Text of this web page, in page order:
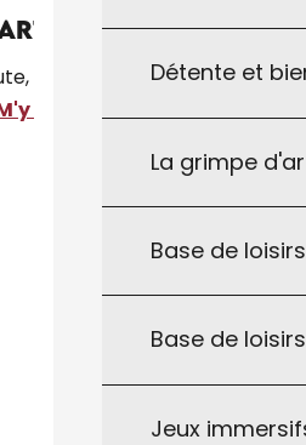
Détente et
La grimpe
Base de
Base de
Jeux
46340 Salviac
rendre